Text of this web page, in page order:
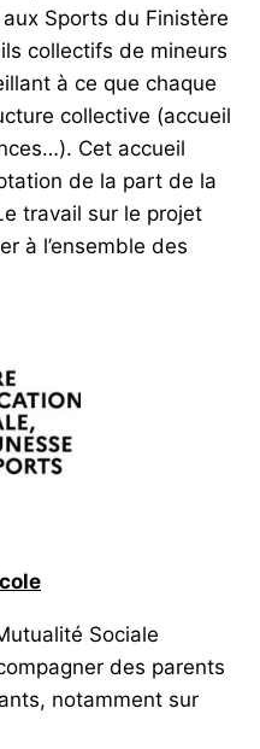
Sports du Finistère
collectifs de mineurs
à ce que chaque
collective (accueil
Cet accueil
de la part de la
travail sur le projet
à l’ensemble des
Sociale
des parents
notamment sur